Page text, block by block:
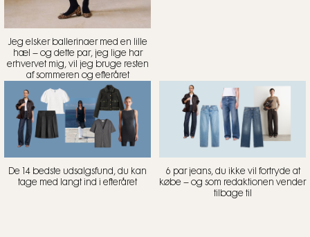
Jeg elsker ballerinaer med en lille
hæl – og dette par, jeg lige har
erhvervet mig, vil jeg bruge resten
af sommeren og efteråret
De 14 bedste udsalgsfund, du kan
tage med langt ind i efteråret
6 par jeans, du ikke vil fortryde at
købe – og som redaktionen vender
tilbage til